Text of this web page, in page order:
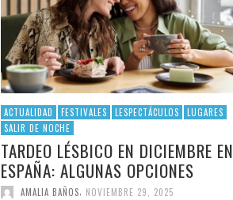
ACTUALIDAD FESTIVALES LESPECTÁCULOS
LUGARES
SALIR DE NOCHE
TARDEO LÉSBICO EN DICIEMBRE EN
ESPAÑA: ALGUNAS OPCIONES
AMALIA BAÑOS, NOVIEMBRE 29, 2025